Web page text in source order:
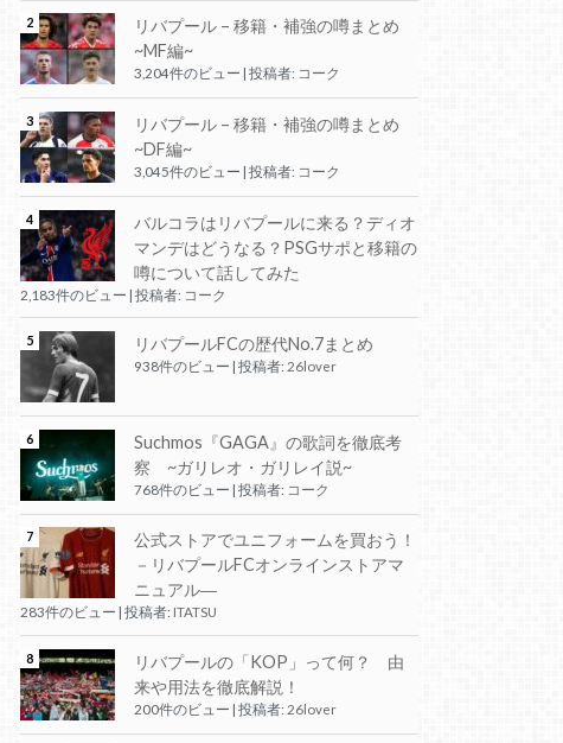
リバプール – 移籍・補強の噂まとめ
~MF編~
3,204件のビュー 投稿者: コーク
リバプール – 移籍・補強の噂まとめ
~DF編~
3,045件のビュー | 投稿者: コーク
バルコラはリバプールに来る？ディオ
マンデはどうなる？PSGサポと移籍の
噂について話してみた
2,183件のビュー | 投稿者: コーク
リバプールFCの歴代No.7まとめ
938件のビュー 投稿者: 26lover
Suchmos『GAGA』の歌詞を徹底考
察 ~ガリレオ・ガリレイ説~
768件のビュー | 投稿者: コーク
公式ストアでユニフォームを買おう！
－リバプールFCオンラインストアマ
ニュアル―
283件のビュー 投稿者: ITATSU
リバプールの「KOP」って何？ 由
来や用法を徹底解説！
200件のビュー | 投稿者: 26lover